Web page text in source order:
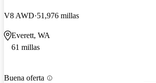
V8 AWD 51,976 millas
Everett, WA
61 millas
Buena oferta